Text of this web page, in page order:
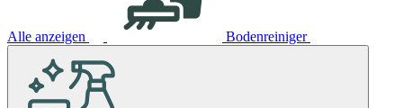
Alle anzeigen Bodenreiniger